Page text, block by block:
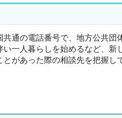
通の電話番号で、地方公共団
一人暮らしを始めるなど、新
があった際の相談先を把握し